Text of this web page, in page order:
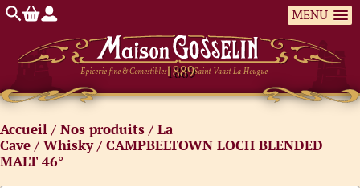
MENU
Épicerie fine & Comestibles Saint-Vaast-La-Hougue
Accueil /Nos produits /La
Cave /Whisky/ CAMPBELTOWN LOCH BLENDED
MALT 46°